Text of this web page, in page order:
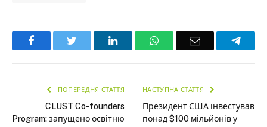
Facebook LinkedInWhatsAppEmail
ПОПЕРЕДНЯ СТАТТЯ
CLUST Co-founders
Program: запущено освітню
НАСТУПНА СТАТТЯ
Президент США інвестував
понад $100 мільйонів у